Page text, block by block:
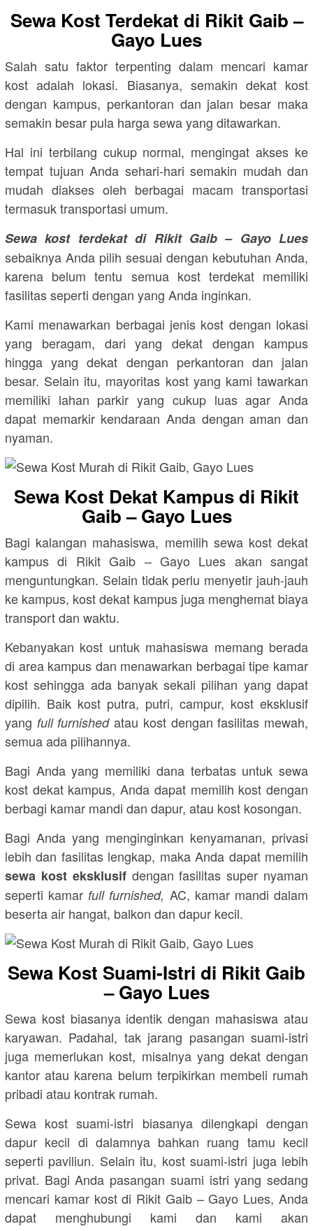
Sewa Kost Terdekat di Rikit Gaib –
Gayo Lues
Salah satu faktor terpenting dalam mencari kamar
kost adalah lokasi. Biasanya, semakin dekat kost
dengan kampus, perkantoran dan jalan besar maka
semakin besar pula harga sewa yang ditawarkan.
Hal ini terbilang cukup normal, mengingat akses ke
tempat tujuan Anda sehari-hari semakin mudah dan
mudah diakses oleh berbagai macam transportasi
termasuk transportasi umum.
Sewa kost terdekat di Rikit Gaib – Gayo Lues
sebaiknya Anda pilih sesuai dengan kebutuhan Anda,
karena belum tentu semua kost terdekat memiliki
fasilitas seperti dengan yang Anda inginkan.
Kami menawarkan berbagai jenis kost dengan lokasi
yang beragam, dari yang dekat dengan kampus
hingga yang dekat dengan perkantoran dan jalan
besar. Selain itu, mayoritas kost yang kami tawarkan
memiliki lahan parkir yang cukup luas agar Anda
dapat memarkir kendaraan Anda dengan aman dan
nyaman.
Sewa Kost Dekat Kampus di Rikit
Gaib – Gayo Lues
Bagi kalangan mahasiswa, memilih sewa kost dekat
kampus di Rikit Gaib – Gayo Lues akan sangat
menguntungkan. Selain tidak perlu menyetir jauh-jauh
ke kampus, kost dekat kampus juga menghemat biaya
transport dan waktu.
Kebanyakan kost untuk mahasiswa memang berada
di area kampus dan menawarkan berbagai tipe kamar
kost sehingga ada banyak sekali pilihan yang dapat
dipilih. Baik kost putra, putri, campur, kost eksklusif
yang full furnishedatau kost dengan fasilitas mewah,
semua ada pilihannya.
Bagi Anda yang memiliki dana terbatas untuk sewa
kost dekat kampus, Anda dapat memilih kost dengan
berbagi kamar mandi dan dapur, atau kost kosongan.
Bagi Anda yang menginginkan kenyamanan, privasi
lebih dan fasilitas lengkap, maka Anda dapat memilih
sewa kost eksklusifdengan fasilitas super nyaman
seperti kamarfull furnished, AC, kamar mandi dalam
beserta air hangat, balkon dan dapur kecil.
Sewa Kost Suami-Istri di Rikit Gaib
– Gayo Lues
Sewa kost biasanya identik dengan mahasiswa atau
karyawan. Padahal, tak jarang pasangan suami-istri
juga memerlukan kost, misalnya yang dekat dengan
kantor atau karena belum terpikirkan membeli rumah
pribadi atau kontrak rumah.
Sewa kost suami-istri biasanya dilengkapi dengan
dapur kecil di dalamnya bahkan ruang tamu kecil
seperti paviliun. Selain itu, kost suami-istri juga lebih
privat. Bagi Anda pasangan suami istri yang sedang
mencari kamar kost di Rikit Gaib – Gayo Lues, Anda
dapat menghubungi kami dan kami akan